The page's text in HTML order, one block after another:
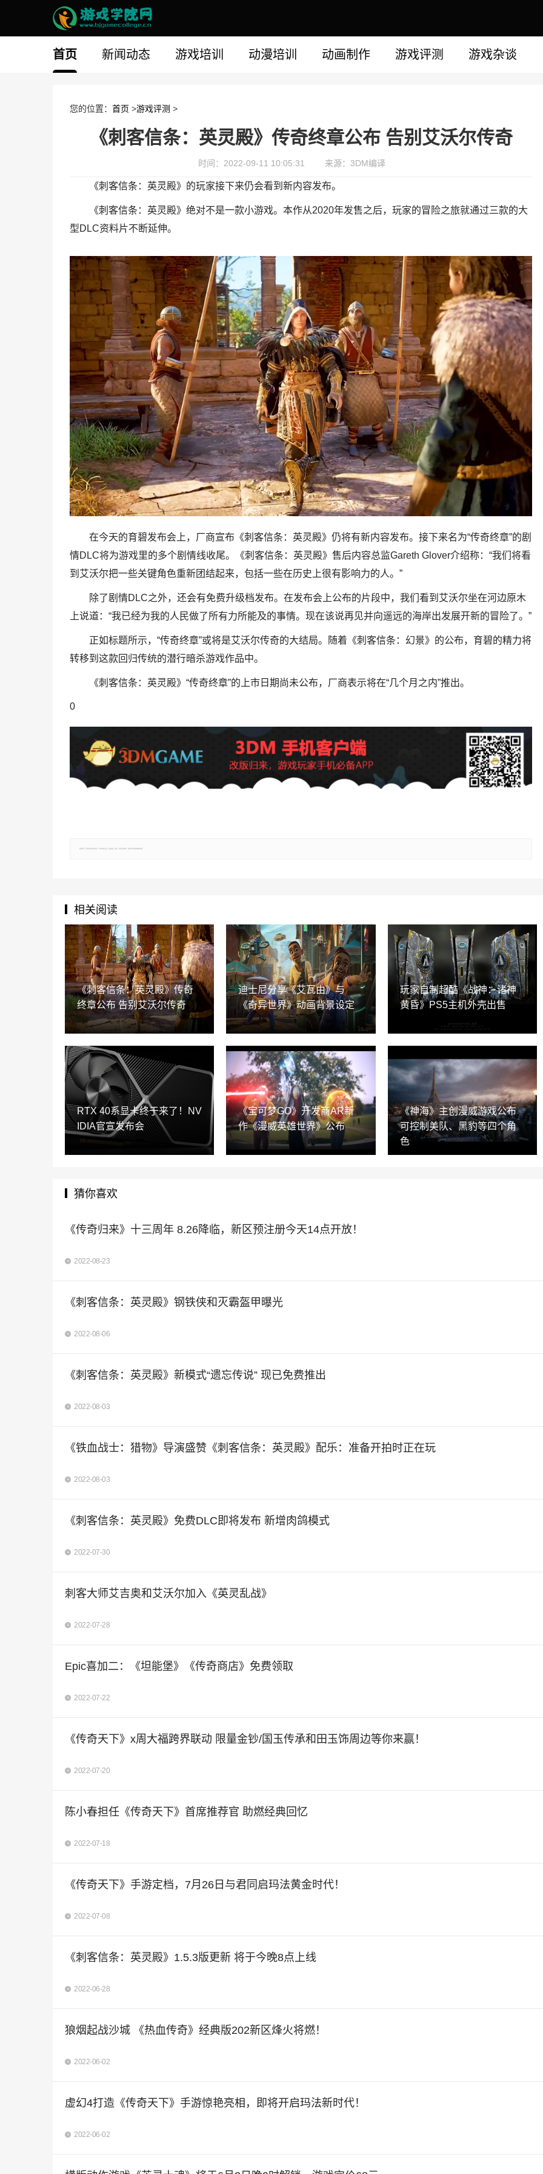
首页 新闻动态 游戏培训 动漫培训 动画制作 游戏评测 游戏杂谈
您的位置： 首页 >游戏评测 >
《刺客信条：英灵殿》传奇终章公布 告别艾沃尔传奇
时间：2022-09-11 10:05:31 来源：3DM编译
《刺客信条：英灵殿》的玩家接下来仍会看到新内容发布。
《刺客信条：英灵殿》绝对不是一款小游戏。本作从2020年发售之后，玩家的冒险之旅就通过三款的大
型DLC资料片不断延伸。
在今天的育碧发布会上，厂商宣布《刺客信条：英灵殿》仍将有新内容发布。接下来名为“传奇终章”的剧
情DLC将为游戏里的多个剧情线收尾。《刺客信条：英灵殿》售后内容总监Gareth Glover介绍称：“我们将看
到艾沃尔把一些关键角色重新团结起来，包括一些在历史上很有影响力的人。”
除了剧情DLC之外，还会有免费升级档发布。在发布会上公布的片段中，我们看到艾沃尔坐在河边原木
上说道：“我已经为我的人民做了所有力所能及的事情。现在该说再见并向遥远的海岸出发展开新的冒险了。”
正如标题所示，“传奇终章”或将是艾沃尔传奇的大结局。随着《刺客信条：幻景》的公布，育碧的精力将
转移到这款回归传统的潜行暗杀游戏作品中。
《刺客信条：英灵殿》“传奇终章”的上市日期尚未公布，厂商表示将在“几个月之内”推出。
0
相关阅读
《刺客信条：英灵殿》传奇
终章公布 告别艾沃尔传奇
迪士尼分享《艾瓦由》与
《奇异世界》动画背景设定
玩家自制超酷《战神：诸神
黄昏》PS5主机外壳出售
RTX 40系显卡终于来了！NV
IDIA官宣发布会
《宝可梦GO》开发商AR新
作《漫威英雄世界》公布
《神海》主创漫威游戏公布
可控制美队、黑豹等四个角
色
猜你喜欢
《传奇归来》十三周年 8.26降临，新区预注册今天14点开放！
2022-08-23
《刺客信条：英灵殿》钢铁侠和灭霸盔甲曝光
2022-08-06
《刺客信条：英灵殿》新模式“遗忘传说” 现已免费推出
2022-08-03
《铁血战士：猎物》导演盛赞《刺客信条：英灵殿》配乐：准备开拍时正在玩
2022-08-03
《刺客信条：英灵殿》免费DLC即将发布 新增肉鸽模式
2022-07-30
刺客大师艾吉奥和艾沃尔加入《英灵乱战》
2022-07-28
Epic喜加二：《坦能堡》《传奇商店》免费领取
2022-07-22
《传奇天下》x周大福跨界联动 限量金钞/国玉传承和田玉饰周边等你来赢！
2022-07-20
陈小春担任《传奇天下》首席推荐官 助燃经典回忆
2022-07-18
《传奇天下》手游定档，7月26日与君同启玛法黄金时代！
2022-07-08
《刺客信条：英灵殿》1.5.3版更新 将于今晚8点上线
2022-06-28
狼烟起战沙城 《热血传奇》经典版202新区烽火将燃！
2022-06-02
虚幻4打造《传奇天下》手游惊艳亮相，即将开启玛法新时代！
2022-06-02